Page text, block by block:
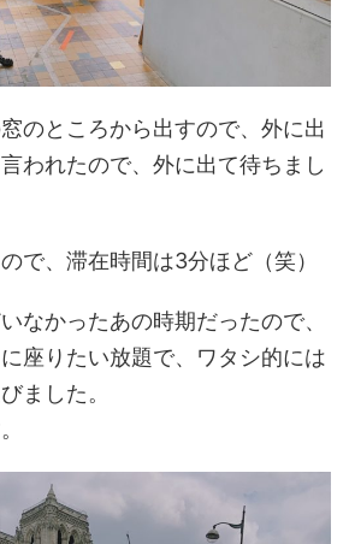
のところから出すので、外に出
われたので、外に出て待ちまし
で、滞在時間は3分ほど（笑）
なかったあの時期だったので、
座りたい放題で、ワタシ的には
ました。